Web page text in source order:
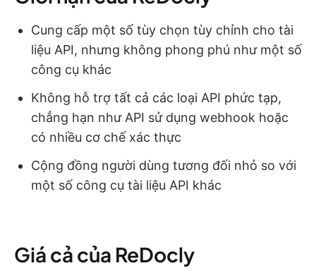
Cung cấp một số tùy chọn tùy chỉnh cho tài
liệu API, nhưng không phong phú như một số
công cụ khác
Không hỗ trợ tất cả các loại API phức tạp,
chẳng hạn như API sử dụng webhook hoặc
có nhiều cơ chế xác thực
Cộng đồng người dùng tương đối nhỏ so với
một số công cụ tài liệu API khác
Giá cả của ReDocly